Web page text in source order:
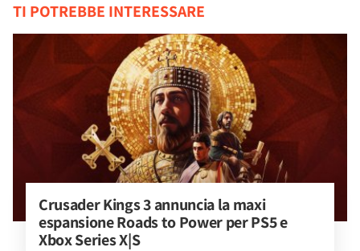
TI POTREBBE INTERESSARE
Crusader Kings 3 annuncia la maxi
espansione Roads to Power per PS5 e
Xbox Series X|S